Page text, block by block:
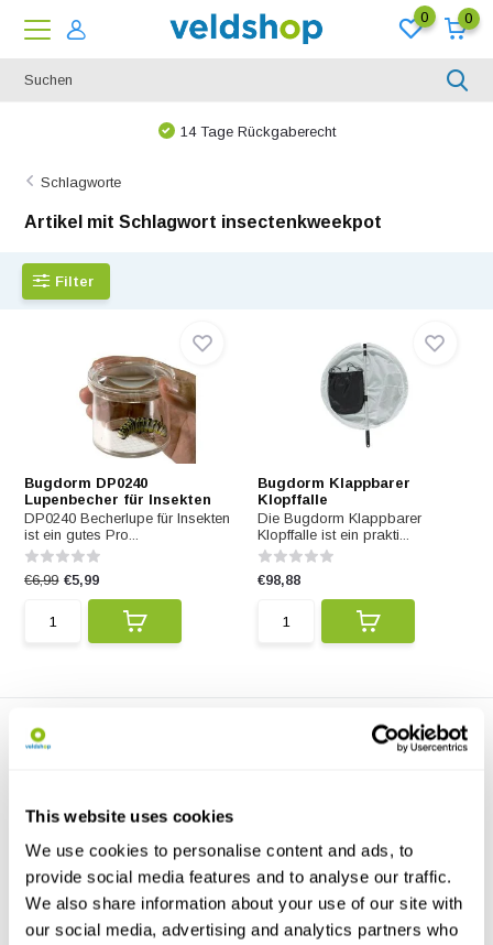
This website uses cookies
We use cookies to personalise content and ads, to
provide social media features and to analyse our traffic.
We also share information about your use of our site with
our social media, advertising and analytics partners who
0 0
14 Tage Rückgaberecht
Schlagworte
Artikel mit Schlagwort insectenkweekpot
Filter
Bugdorm DP0240
Lupenbecher für Insekten
DP0240 Becherlupe für Insekten
ist ein gutes Pro...
€6,99 €5,99
Bugdorm Klappbarer
Klopffalle
Die Bugdorm Klappbarer
Klopffalle ist ein prakti...
€98,88
Bugdorm BD7001
Insektenzuchttopf (Nylons...
BD7001 Insektenzuchttopf ist ein
gutes Product.